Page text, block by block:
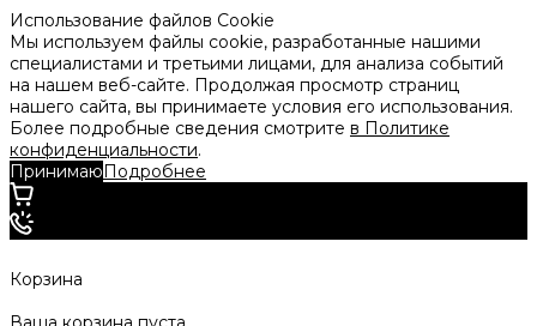
Использование файлов Cookie
Мы используем файлы cookie, разработанные нашими
специалистами и третьими лицами, для анализа событий
на нашем веб-сайте. Продолжая просмотр страниц
нашего сайта, вы принимаете условия его использования.
Более подробные сведения смотрите в Политике
конфиденциальности.
ПринимаюПодробнее
Корзина